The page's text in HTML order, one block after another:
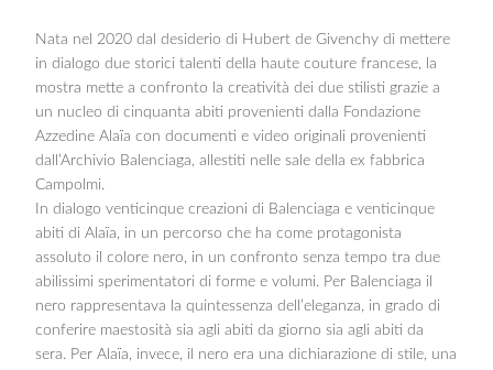
Nata nel 2020 dal desiderio di Hubert de Givenchy di mettere
in dialogo due storici talenti della haute couture francese, la
mostra mette a confronto la creatività dei due stilisti grazie a
un nucleo di cinquanta abiti provenienti dalla Fondazione
Azzedine Alaïa con documenti e video originali provenienti
dall’Archivio Balenciaga, allestiti nelle sale della ex fabbrica
Campolmi.
In dialogo venticinque creazioni di Balenciaga e venticinque
abiti di Alaïa, in un percorso che ha come protagonista
assoluto il colore nero, in un confronto senza tempo tra due
abilissimi sperimentatori di forme e volumi. Per Balenciaga il
nero rappresentava la quintessenza dell’eleganza, in grado di
conferire maestosità sia agli abiti da giorno sia agli abiti da
sera. Per Alaïa, invece, il nero era una dichiarazione di stile, una